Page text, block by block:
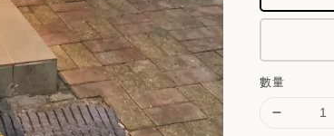
數量